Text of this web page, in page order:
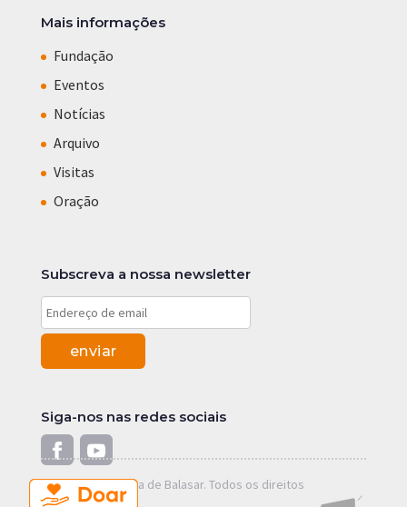
Mais informações
Fundação
Eventos
Notícias
Arquivo
Visitas
Oração
Subscreva a nossa newsletter
Siga-nos nas redes sociais
© 2019 Alexandrina de Balasar. Todos os direitos